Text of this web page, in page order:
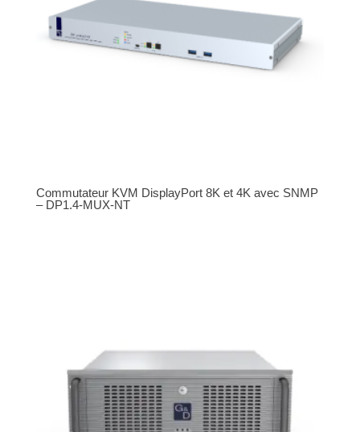
Commutateur KVM DisplayPort 8K et 4K avec SNMP
– DP1.4-MUX-NT